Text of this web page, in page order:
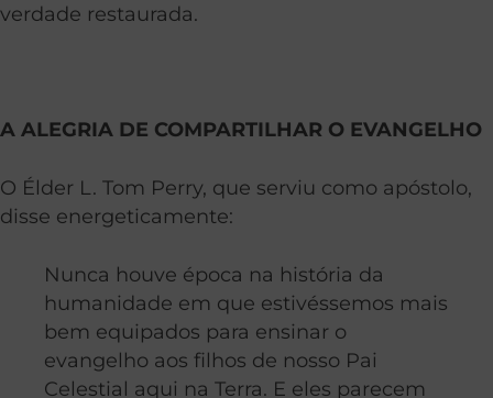
verdade restaurada.
A ALEGRIA DE COMPARTILHAR O EVANGELHO
O Élder L. Tom Perry, que serviu como apóstolo,
disse energeticamente:
Nunca houve época na história da
humanidade em que estivéssemos mais
bem equipados para ensinar o
evangelho aos filhos de nosso Pai
Celestial aqui na Terra. E eles parecem